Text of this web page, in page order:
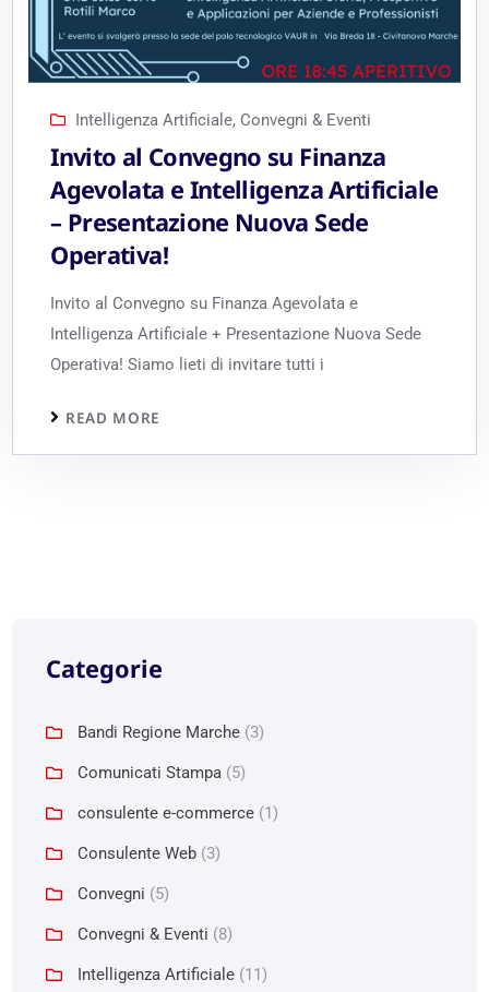
Intelligenza Artificiale, Convegni & Eventi
Invito al Convegno su Finanza
Agevolata e Intelligenza Artificiale
– Presentazione Nuova Sede
Operativa!
Invito al Convegno su Finanza Agevolata e
Intelligenza Artificiale + Presentazione Nuova Sede
Operativa! Siamo lieti di invitare tutti i
READ MORE
Categorie
Bandi Regione Marche (3)
Comunicati Stampa (5)
consulente e-commerce (1)
Consulente Web (3)
Convegni (5)
Convegni & Eventi (8)
Intelligenza Artificiale (11)